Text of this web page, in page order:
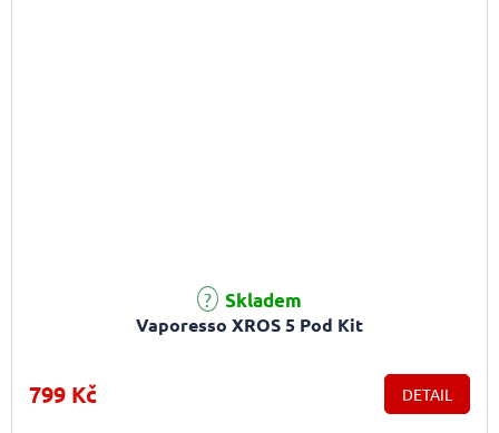
Vaporesso XROS 5 Pod Kit
Skladem
799 Kč DETAIL